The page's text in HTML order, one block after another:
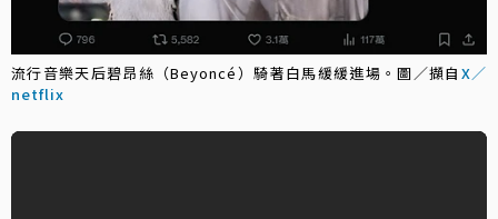
流行音樂天后碧昂絲（Beyoncé）騎著白馬緩緩進場。圖／擷自 X／
netflix